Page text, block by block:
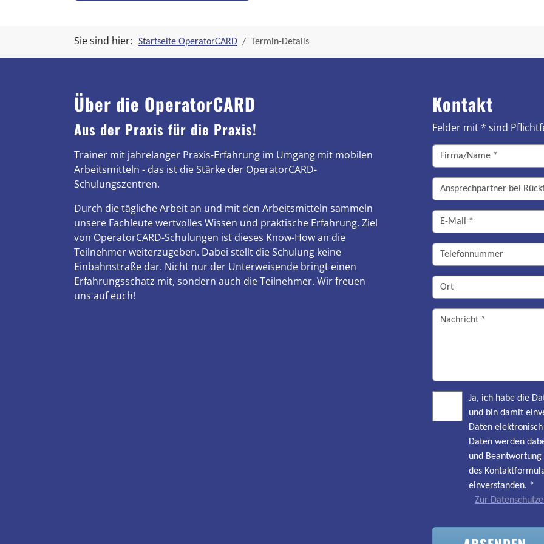
Sie sind hier: Startseite OperatorCARD Termin-Details
Über die OperatorCARD
Aus der Praxis für die Praxis!
Trainer mit jahrelanger Praxis-Erfahrung im Umgang mit mobilen
Arbeitsmitteln - das ist die Stärke der OperatorCARD-
Schulungszentren.
Durch die tägliche Arbeit an und mit den Arbeitsmitteln sammeln
unsere Fachleute wertvolles Wissen und praktische Erfahrung. Ziel
von OperatorCARD-Schulungen ist dieses Know-How an die
Teilnehmer weiterzugeben. Dabei stellt die Schulung keine
Einbahnstraße dar. Nicht nur der Unterweisende bringt einen
Erfahrungsschatz mit, sondern auch die Teilnehmer. Wir freuen
uns auf euch!
Kontakt
Felder mit * sind
Ja, ich habe die
und bin damit
Daten
Daten werden
und
des
einverstanden. *
Zur